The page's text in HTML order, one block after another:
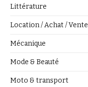
Littérature
Location / Achat / Vente
Mécanique
Mode & Beauté
Moto & transport